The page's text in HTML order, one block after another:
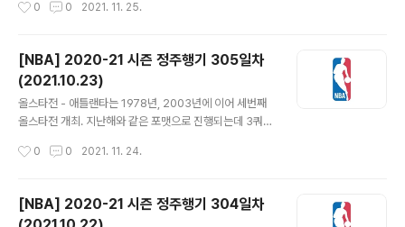
크 써서 상대를 속이고 득점도 하며 34-36 댈러..
어택하며 멤피스가 9-17로 앞서갔다. 다비스 베르탄스가
5 1쿼터 종료. - 러셀 웨스트브룩이 점퍼, 하치무라 루이가
3점 넣고 다시 러스가 빠르게 치고들어가 레이업으로 마무
리하며 35-43. 그러나 브래들리 빌이 휴식 후 코트에 들
어오고나서 오히려 더 벌어지며 37-54. 멤피스 턴오버와
가 3점 2개 넣고 62-67 전반 끝. - 2점차, 1..
0 0 2021. 11. 25.
[NBA] 2020-21 시즌 정주행기 305일차
(2021.10.23)
올스타전 - 애틀랜타는 1978년, 2003년에 이어 세번째
올스타전 개최. 지난해와 같은 포맷으로 진행되는데 3쿼터
리팀은 15만 달러의 기부금 적립. 4쿼터는 샷클락 없이 3
를 추가로 적립한다. 제이슨 테이텀이 햄스트링 부상 중인
0 0 2021. 11. 24.
[NBA] 2020-21 시즌 정주행기 304일차